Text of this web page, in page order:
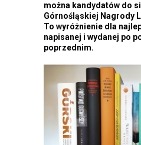
można kandydatów do
Górnośląskiej Nagrody
To wyróżnienie dla
napisanej i wydanej po
poprzednim.